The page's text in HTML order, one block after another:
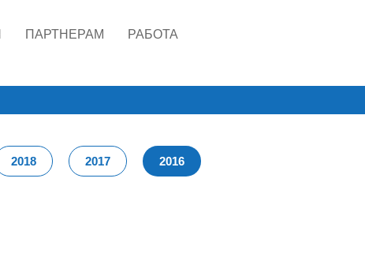
ПАРТНЕРАМ РАБОТА
2018 2017 2016